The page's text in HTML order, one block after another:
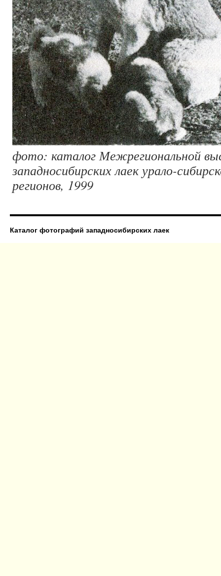
фото: каталог Межрегиональной
западносибирских лаек урало-
регионов, 1999
Каталог фотографий западносибирских лаек